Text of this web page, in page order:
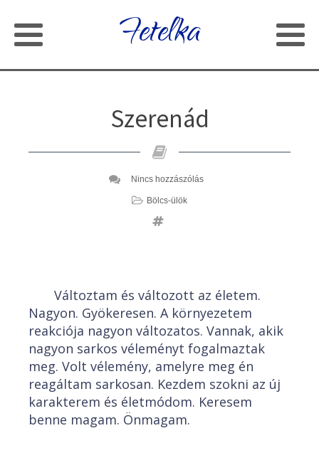
Fetelka
Szerenád
Nincs hozzászólás
Bölcs-ülök
Változtam és változott az életem.
Nagyon. Gyökeresen. A környezetem
reakciója nagyon változatos. Vannak, akik
nagyon sarkos véleményt fogalmaztak
meg. Volt vélemény, amelyre meg én
reagáltam sarkosan. Kezdem szokni az új
karakterem és életmódom. Keresem
benne magam. Önmagam.